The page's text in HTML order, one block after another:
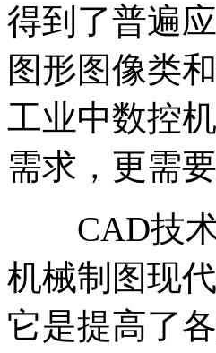
得到了普遍
图形图像类
工业中数控
需求，更需
CAD技术
机械制图现
它是提高了